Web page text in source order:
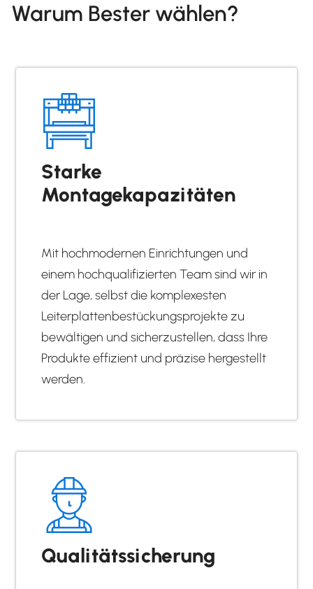
Warum Bester wählen?
Starke
Montagekapazitäten
Mit hochmodernen Einrichtungen und
einem hochqualifizierten Team sind wir in
der Lage, selbst die komplexesten
Leiterplattenbestückungsprojekte zu
bewältigen und sicherzustellen, dass Ihre
Produkte effizient und präzise hergestellt
werden.
Qualitätssicherung